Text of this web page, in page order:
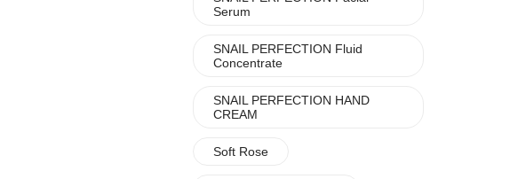
Serum
SNAIL PERFECTION Fluid
Concentrate
SNAIL PERFECTION HAND
CREAM
Soft Rose